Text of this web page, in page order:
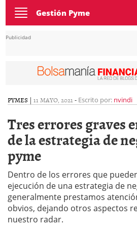
Toggle
navigation
Gestión Pyme
Publicidad
PYMES | 11 MAYO, 2021 - Escrito por: nvindi
Tres errores graves
de la estrategia de
pyme
Dentro de los errores que
ejecución de una estrategia de
generalmente prestamos
obvios, dejando otros aspectos
nuestro radar.